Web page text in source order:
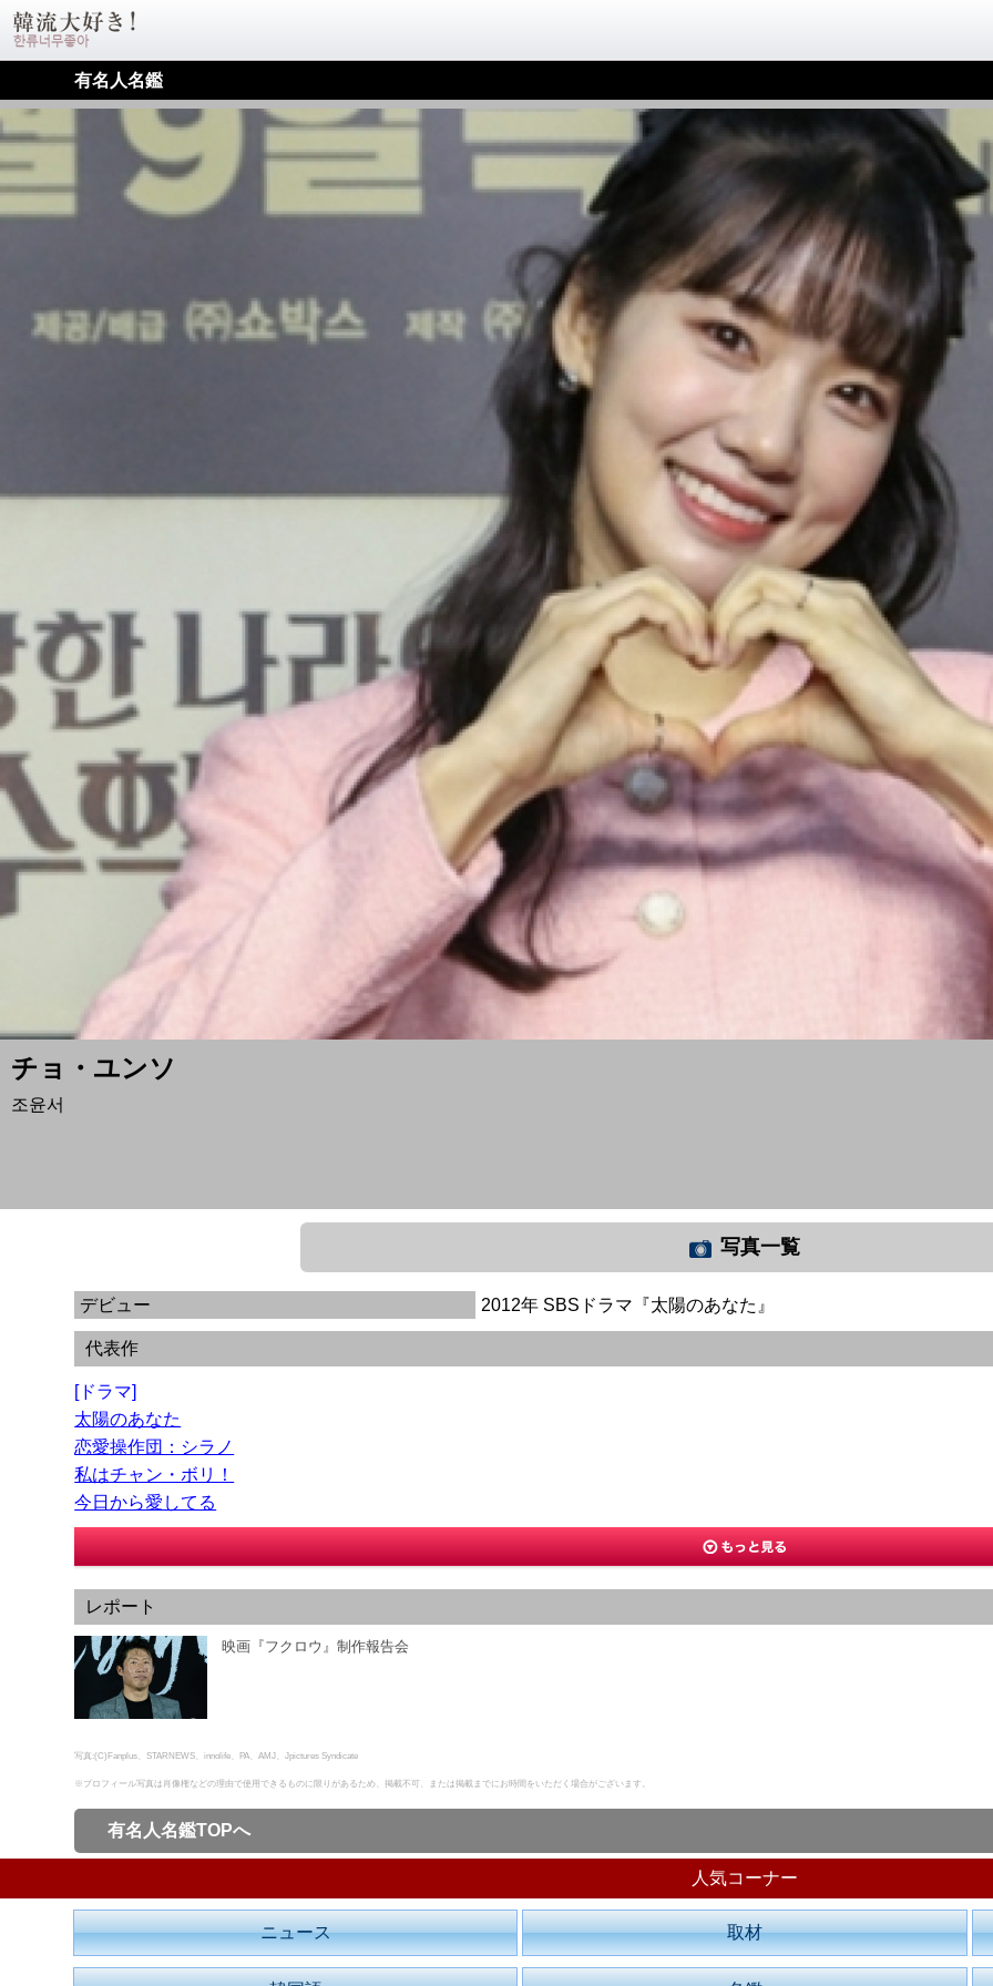
有名人名鑑
チョ・ユンソ
조윤서
写真一覧
デビュー 2012年 SBSドラマ『太陽のあなた』
代表作
[ドラマ]
太陽のあなた
恋愛操作団：シラノ
私はチャン・ボリ！
今日から愛してる
レポート
映画『フクロウ』制作報告会
写真:(C)Fanplus、STARNEWS、innolife、PA、AMJ、Jpictures Syndicate
※プロフィール写真は肖像権などの理由で使用できるものに限りがあるため、掲載不可、または掲載までにお時間をいただく場合がございます。
有名人名鑑TOPへ
人気コーナー
ニュース 取材